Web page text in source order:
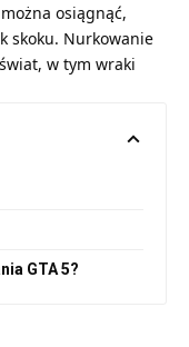
osiągnąć,
skoku. Nurkowanie
w tym wraki
GTA 5?